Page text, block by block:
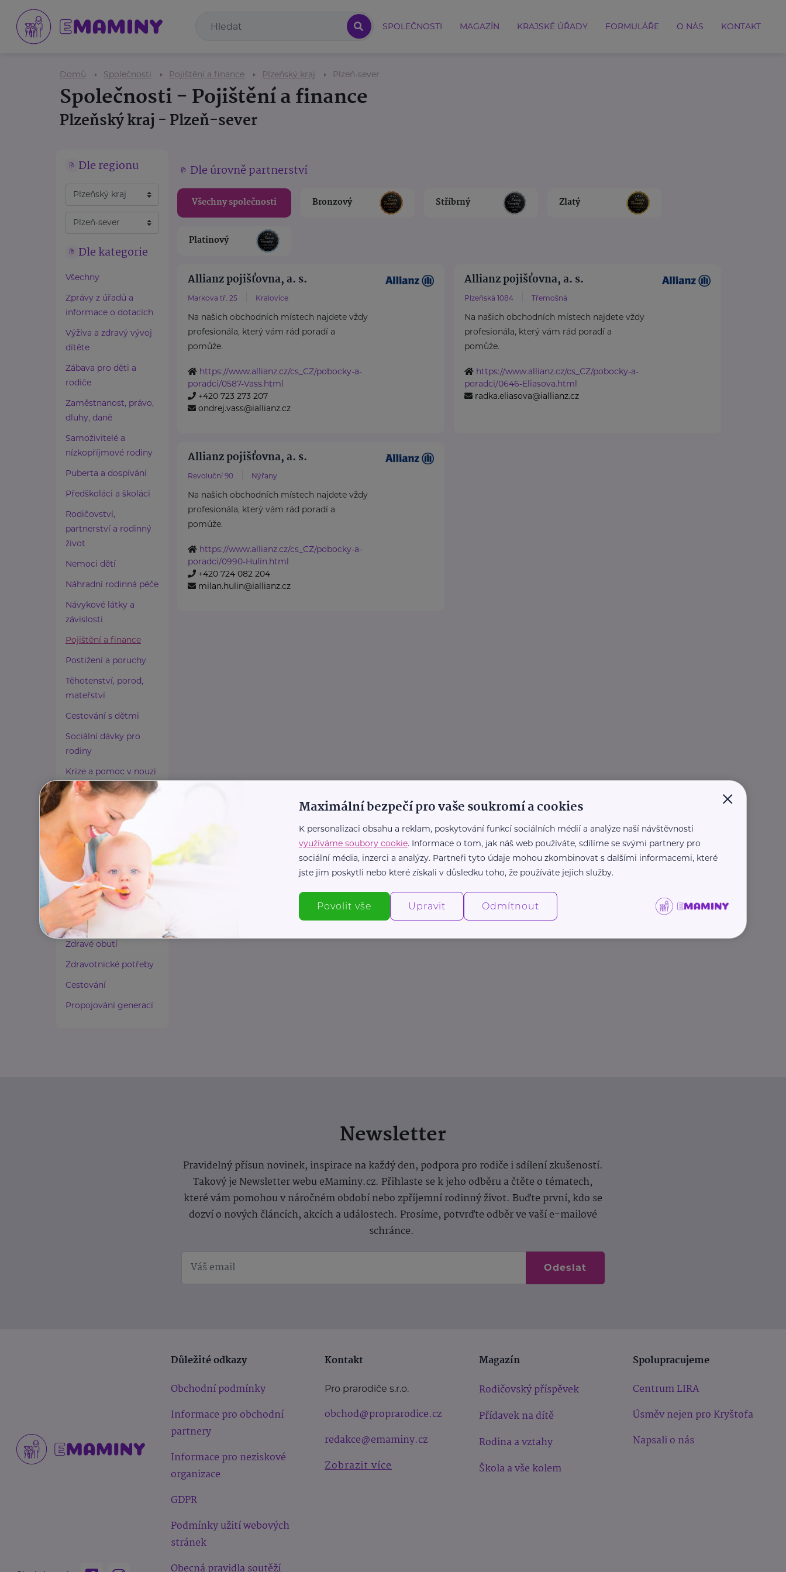
SPOLEČNOSTI MAGAZÍN KRAJSKÉ ÚŘADY FORMULÁŘE O NÁS KONTAKT
Domů Společnosti Pojištění a finance Plzeňský kraj Plzeň-sever
Společnosti - Pojištění a finance
Plzeňský kraj - Plzeň-sever
Dle regionu
Dle kategorie
Všechny
Zprávy z úřadů a
informace o dotacích
Výživa a zdravý vývoj
dítěte
Zábava pro děti a
rodiče
Zaměstnanost, právo,
dluhy, daně
Samoživitelé a
nízkopříjmové rodiny
Puberta a dospívání
Předškoláci a školáci
Rodičovství,
partnerství a rodinný
život
Nemoci dětí
Náhradní rodinná péče
Návykové látky a
závislosti
Pojištění a finance
Postižení a poruchy
Těhotenství, porod,
mateřství
Cestování s dětmi
Sociální dávky pro
rodiny
Krize a pomoc v nouzi
Paliativní péče
Rady a tipy
Harmonie duše a těla
Zaměstnávání osob ze
zdravotním
postižením
Lázeňství a wellness
Zdravé spaní a sezení
Zdravé obutí
Zdravotnické potřeby
Cestování
Propojování generací
Dle úrovně partnerství
Všechny společnosti Bronzový Stříbrný Zlatý
Platinový
Allianz pojišťovna, a. s.
Markova tř. 25 Kralovice
Na našich obchodních místech najdete vždy
profesionála, který vám rád poradí a
pomůže.
https://www.allianz.cz/cs_CZ/pobocky-a-
poradci/0587-Vass.html
+420 723 273 207
ondrej.vass@iallianz.cz
Allianz pojišťovna, a. s.
Plzeňská 1084 Třemošná
Na našich obchodních místech najdete vždy
profesionála, který vám rád poradí a
pomůže.
https://www.allianz.cz/cs_CZ/pobocky-a-
poradci/0646-Eliasova.html
radka.eliasova@iallianz.cz
Allianz pojišťovna, a. s.
Revoluční 90 Nýřany
Na našich obchodních místech najdete vždy
profesionála, který vám rád poradí a
pomůže.
https://www.allianz.cz/cs_CZ/pobocky-a-
poradci/0990-Hulin.html
+420 724 082 204
milan.hulin@iallianz.cz
Newsletter
Pravidelný přísun novinek, inspirace na každý den, podpora pro rodiče i sdílení zkušeností.
Takový je Newsletter webu eMaminy.cz. Přihlaste se k jeho odběru a čtěte o tématech,
které vám pomohou v náročném období nebo zpříjemní rodinný život. Buďte první, kdo se
dozví o nových článcích, akcích a událostech. Prosíme, potvrďte odběr ve vaší e-mailové
schránce.
Odeslat
Důležité odkazy
Obchodní podmínky
Informace pro obchodní
partnery
Informace pro neziskové
organizace
GDPR
Podmínky užití webových
stránek
Obecná pravidla soutěží
Kontakt
Pro prarodiče s.r.o.
obchod@proprarodice.cz
redakce@emaminy.cz
Zobrazit více
Magazín
Rodičovský příspěvek
Přídavek na dítě
Rodina a vztahy
Škola a vše kolem
Spolupracujeme
Centrum LIRA
Úsměv nejen pro Kryštofa
Napsali o nás
×
Maximální bezpečí pro vaše soukromí a cookies
K personalizaci obsahu a reklam, poskytování funkcí sociálních médií a analýze naší návštěvnosti
využíváme soubory cookie. Informace o tom, jak náš web používáte, sdílíme se svými partnery pro
sociální média, inzerci a analýzy. Partneři tyto údaje mohou zkombinovat s dalšími informacemi, které
jste jim poskytli nebo které získali v důsledku toho, že používáte jejich služby.
Povolit vše Upravit Odmítnout